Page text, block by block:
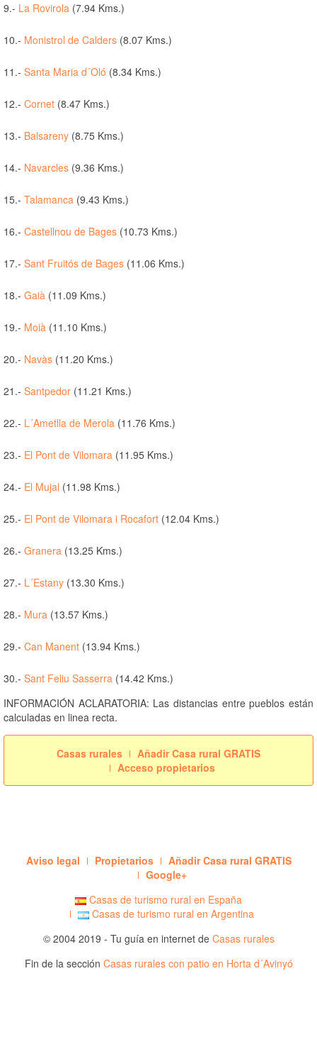
9.- La Rovirola (7.94 Kms.)
10.- Monistrol de Calders (8.07 Kms.)
11.- Santa Maria d´Oló (8.34 Kms.)
12.- Cornet (8.47 Kms.)
13.- Balsareny (8.75 Kms.)
14.- Navarcles (9.36 Kms.)
15.- Talamanca (9.43 Kms.)
16.- Castellnou de Bages (10.73 Kms.)
17.- Sant Fruitós de Bages (11.06 Kms.)
18.- Gaià (11.09 Kms.)
19.- Moià (11.10 Kms.)
20.- Navàs (11.20 Kms.)
21.- Santpedor (11.21 Kms.)
22.- L´Ametlla de Merola (11.76 Kms.)
23.- El Pont de Vilomara (11.95 Kms.)
24.- El Mujal (11.98 Kms.)
25.- El Pont de Vilomara i Rocafort (12.04 Kms.)
26.- Granera (13.25 Kms.)
27.- L´Estany (13.30 Kms.)
28.- Mura (13.57 Kms.)
29.- Can Manent (13.94 Kms.)
30.- Sant Feliu Sasserra (14.42 Kms.)
INFORMACIÓN ACLARATORIA: Las distancias entre pueblos están
calculadas en linea recta.
Casas rurales
Añadir Casa rural GRATIS
Acceso propietarios
Aviso legal Propietarios
Añadir Casa rural GRATIS
Google+
Casas de turismo rural en España
Casas de turismo rural en Argentina
© 2004 2019 - Tu guía en internet de Casas rurales
Fin de la sección Casas rurales con patio en Horta d´Avinyó